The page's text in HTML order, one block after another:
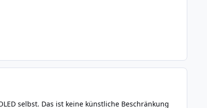
selbst. Das ist keine künstliche Beschränkung